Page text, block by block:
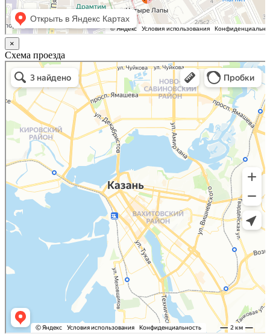
×
Схема проезда
Казань
Малый Татарский переулок, 8 на карте Москвы, ближайшее метро Новокузнецкая —
Яндекс.Карты